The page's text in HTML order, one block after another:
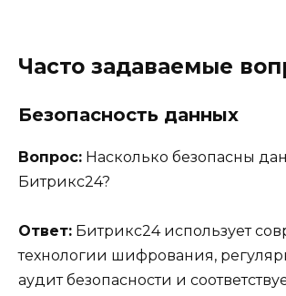
Часто задаваемые
Безопасность данных
Вопрос: Насколько безопасны
Битрикс24?
Ответ: Битрикс24 использует
технологии шифрования,
аудит безопасности и